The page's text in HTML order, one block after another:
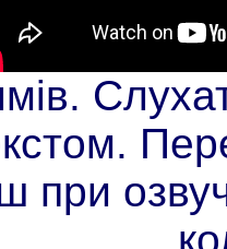
при